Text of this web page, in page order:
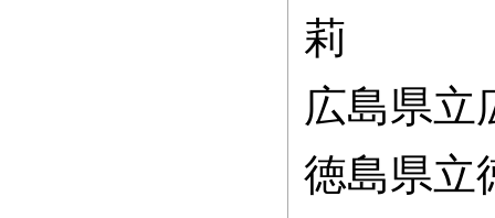
莉
広島県
徳島県